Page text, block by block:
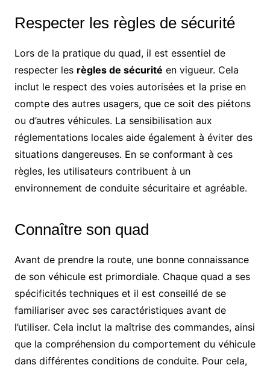
Respecter les règles de sécurité
Lors de la pratique du quad, il est essentiel de
respecter les règles de sécurité en vigueur. Cela
inclut le respect des voies autorisées et la prise en
compte des autres usagers, que ce soit des piétons
ou d’autres véhicules. La sensibilisation aux
réglementations locales aide également à éviter des
situations dangereuses. En se conformant à ces
règles, les utilisateurs contribuent à un
environnement de conduite sécuritaire et agréable.
Connaître son quad
Avant de prendre la route, une bonne connaissance
de son véhicule est primordiale. Chaque quad a ses
spécificités techniques et il est conseillé de se
familiariser avec ses caractéristiques avant de
l’utiliser. Cela inclut la maîtrise des commandes, ainsi
que la compréhension du comportement du véhicule
dans différentes conditions de conduite. Pour cela,